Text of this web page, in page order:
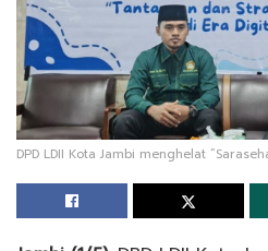
DPD LDII Kota Jambi menghelat